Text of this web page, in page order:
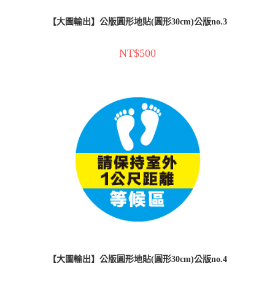
【大圖輸出】公版圓形地貼(圓形30cm)公版no.3
NT$500
【大圖輸出】公版圓形地貼(圓形30cm)公版no.4